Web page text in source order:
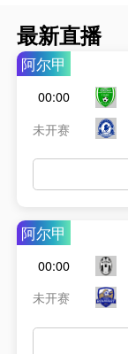
最新直播
阿尔甲
00:00
未开赛
阿尔甲
00:00
未开赛